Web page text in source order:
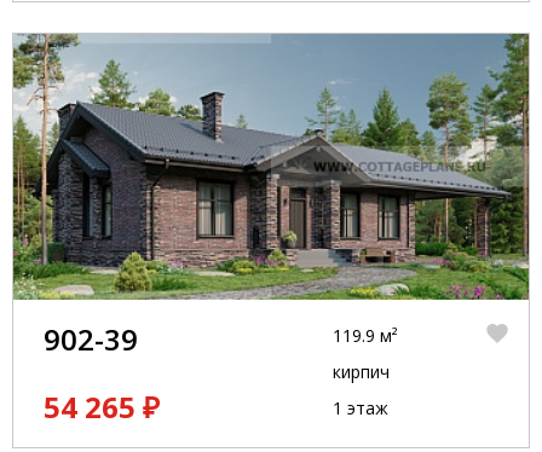
902-39
54 265 ₽
119.9 м²
кирпич
1 этаж